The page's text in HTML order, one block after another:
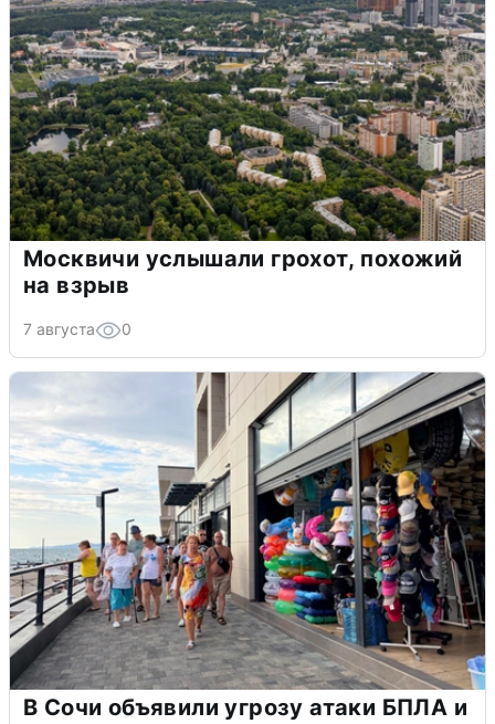
Москвичи услышали грохот, похожий
на взрыв
7 августа 0
В Сочи объявили угрозу атаки БПЛА и